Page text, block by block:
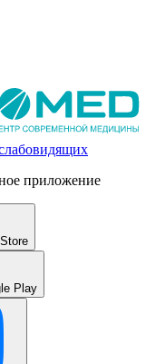
приложение
Play